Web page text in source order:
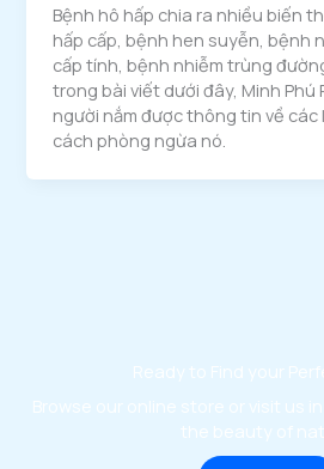
Bệnh hô hấp chia ra nhiều biến
hấp cấp, bệnh hen suyễn, bệnh
cấp tính, bệnh nhiễm trùng
trong bài viết dưới đây, Minh Phú
người nắm được thông tin về các
cách phòng ngừa nó.
Ready to Find your
Browse our online store or visit us
the beauty of